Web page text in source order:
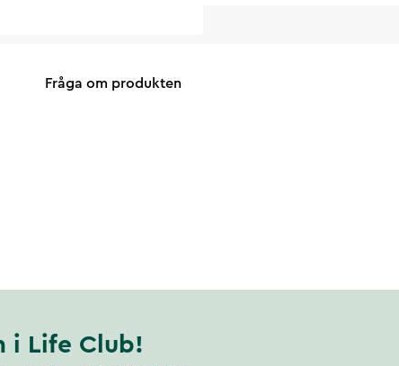
Fråga om produkten
i Life Club!